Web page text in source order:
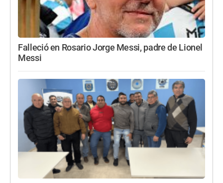
Falleció en Rosario Jorge Messi, padre de Lionel
Messi